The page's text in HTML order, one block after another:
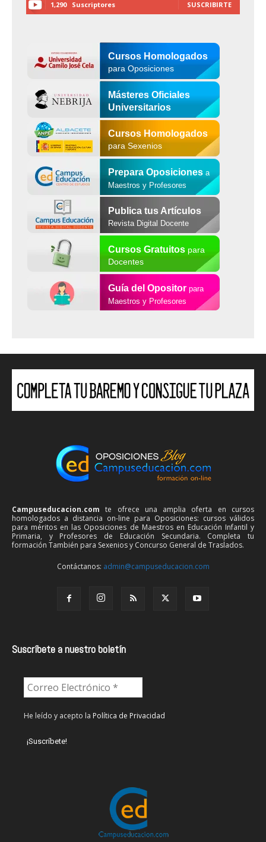
1,290 Suscriptores SUSCRIBIRTE
Cursos Homologados
para Oposiciones
Másteres Oficiales
Universitarios
Cursos Homologados
para Sexenios
Prepara Oposiciones a
Maestros y Profesores
Publica tus Artículos
Revista Digital Docente
Cursos Gratuitospara
Docentes
Guía del Opositor para
Maestros y Profesores
Campuseducacion.com te ofrece una amplia oferta en cursos
homologados a distancia on-line para Oposiciones: cursos válidos
para méritos en las Oposiciones de Maestros en Educación Infantil y
Primaria, y Profesores de Educación Secundaria. Completa tu
formación También para Sexenios y Concurso General de Traslados.
Contáctanos: admin@campuseducacion.com
Suscríbete a nuestro boletín
He leído y acepto la Política de Privacidad